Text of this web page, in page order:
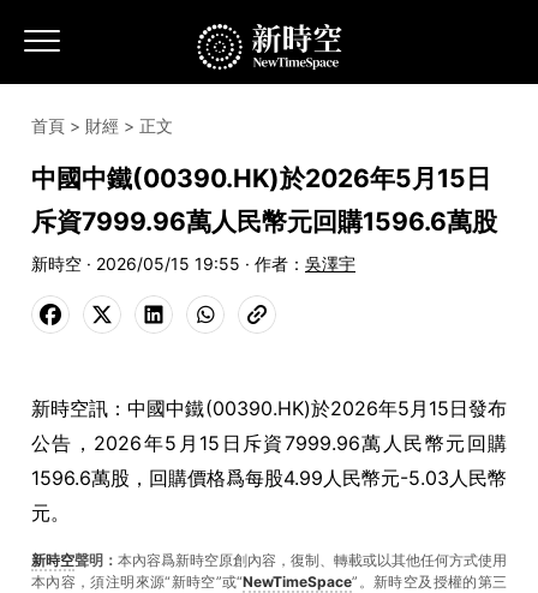
首頁 > 財經 > 正文
中國中鐵(00390.HK)於2026年5月15日
斥資7999.96萬人民幣元回購1596.6萬股
新時空 · 2026/05/15 19:55 · 作者： 吳澤宇
新時空訊：中國中鐵(00390.HK)於2026年5月15日發布
公告，2026年5月15日斥資7999.96萬人民幣元回購
1596.6萬股，回購價格爲每股4.99人民幣元-5.03人民幣
元。
新時空聲明： 本內容爲新時空原創內容，復制、轉載或以其他任何方式使用
本內容，須注明來源“新時空”或“NewTimeSpace”。新時空及授權的第三